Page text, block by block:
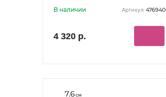
В наличии Артикул: 476940
4 320 р.
7.6см